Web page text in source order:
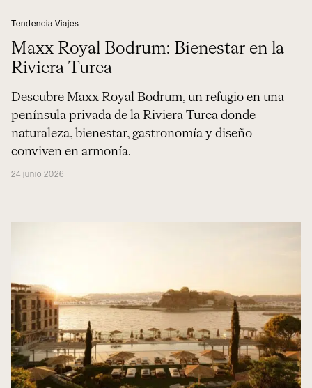
Tendencia Viajes
Maxx Royal Bodrum: Bienestar en la
Riviera Turca
Descubre Maxx Royal Bodrum, un refugio en una
península privada de la Riviera Turca donde
naturaleza, bienestar, gastronomía y diseño
conviven en armonía.
24 junio 2026